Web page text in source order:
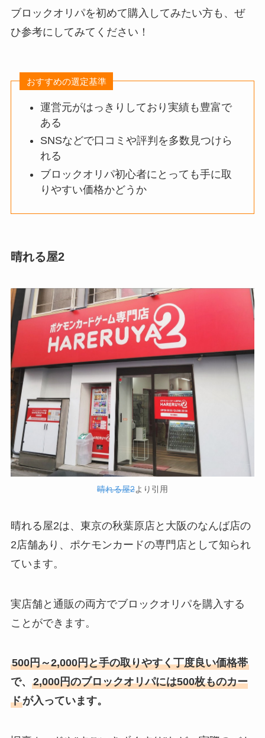
ブロックオリパを初めて購入してみたい方も、ぜ
ひ参考にしてみてください！
おすすめの選定基準
運営元がはっきりしており実績も豊富で
ある
SNSなどで口コミや評判を多数見つけら
れる
ブロックオリパ初心者にとっても手に取
りやすい価格かどうか
晴れる屋2
晴れる屋2より引用
晴れる屋2は、東京の秋葉原店と大阪のなんば店の
2店舗あり、ポケモンカードの専門店として知られ
ています。
実店舗と通販の両方でブロックオリパを購入する
ことができます。
500円～2,000円と手の取りやすく丁度良い価格帯
で、 2,000円のブロックオリパには500枚ものカー
ドが入っています。